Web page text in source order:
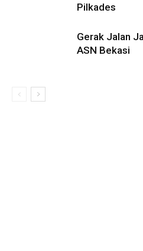
Pilkades
Gerak Jalan
ASN Bekasi